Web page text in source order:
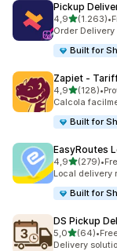
Pickup
4,9stelle su 5
(1.263)
1263 •
Order
Built for
Zapiet ‑
4,9stelle su 5
(128)
128 •
Calcola
Built for
EasyRoutes
4,9stelle su 5
(279)
279 •
Local delivery
Built for
DS Pickup
5,0stelle su 5
(64)
64 recensioni
•
Delivery